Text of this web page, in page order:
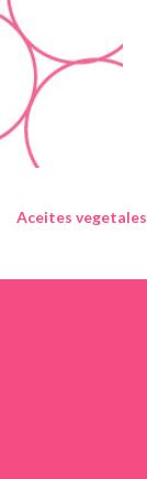
Aceites vegetales